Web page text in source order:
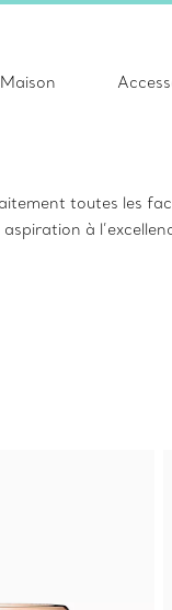
Maison
toutes les
à